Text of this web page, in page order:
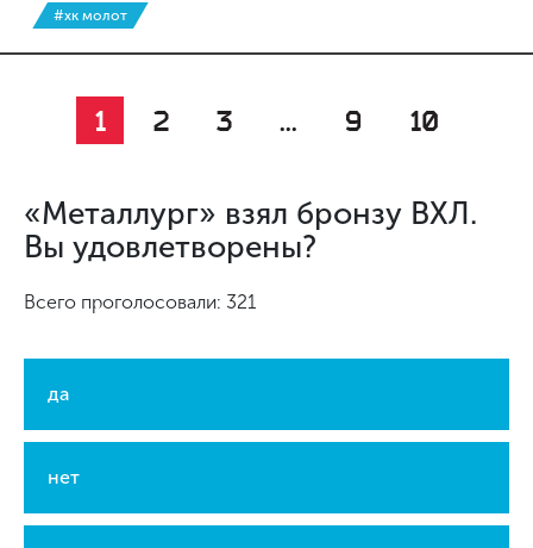
#хк молот
1 2 3 ... 9 10
«Металлург» взял бронзу ВХЛ.
Вы удовлетворены?
Всего проголосовали: 321
да
нет